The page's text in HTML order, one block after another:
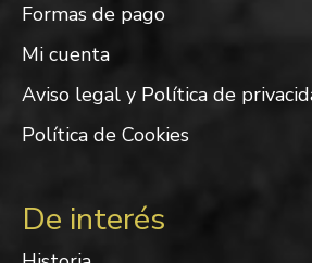
Formas de pago
Mi cuenta
Aviso legal y Política de
Política de Cookies
De interés